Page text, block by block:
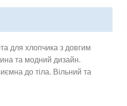
для хлопчика з довгим
та модний дизайн.
до тіла. Вільний та